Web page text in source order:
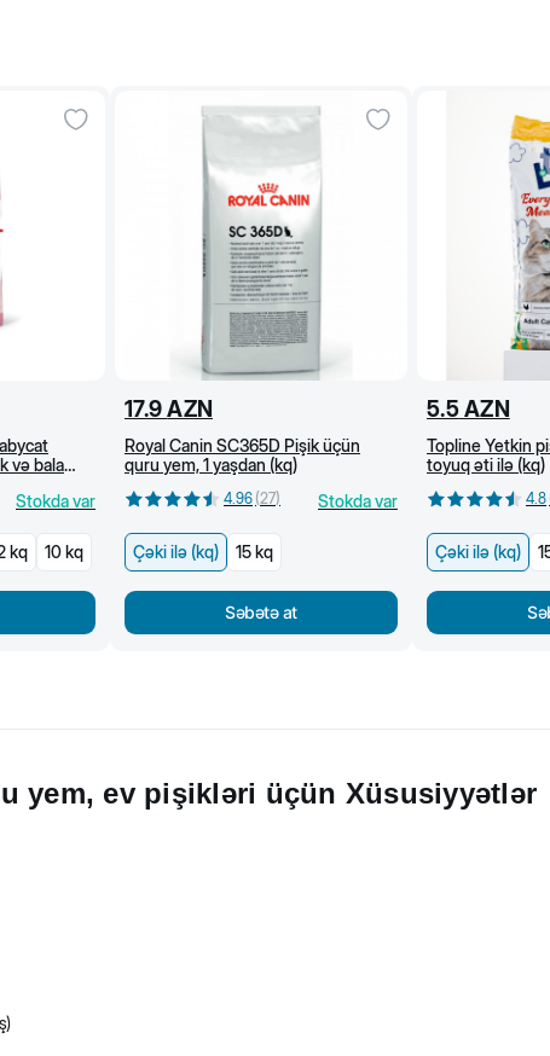
və bala
Stokda var
kq 10 kq
17.9 AZN
Royal Canin SC365D Pişik üçün
quru yem, 1 yaşdan (kq)
4.96 (27) Stokda var
Çəki ilə (kq) 15 kq
Səbətə at
5.5 AZN
Topline Yetkin
toyuq əti ilə (kq)
4.8
Çəki ilə (kq)
yem, ev pişikləri üçün Xüsusiyyətlər